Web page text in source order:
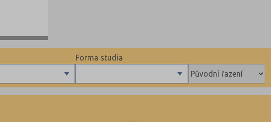
Forma studia